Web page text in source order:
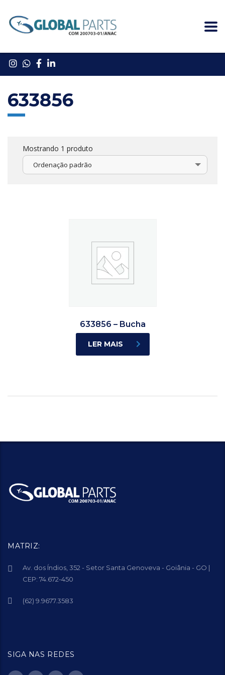
633856
Mostrando 1 produto
Ordenação padrão
633856 – Bucha
LER MAIS
MATRIZ:
Av. dos Índios, 352 - Setor Santa Genoveva - Goiânia - GO |
CEP: 74.672-450
(62) 9.9677.3583
SIGA NAS REDES